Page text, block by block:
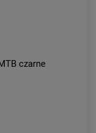
czarne